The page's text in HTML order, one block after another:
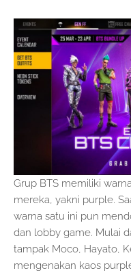
Grup BTS memiliki
mereka, yakni purple.
warna satu ini pun
dan lobby game. Mulai
tampak Moco, Hayato,
mengenakan kaos